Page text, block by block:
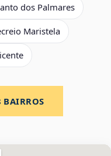
dos Palmares
Maristela
BAIRROS